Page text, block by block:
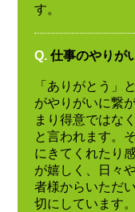
す。
Q. 仕事のやりが
「ありがとう」
がやりがいに繋
まり得意ではな
と言われます。
にきてくれたり
が嬉しく、日々
者様からいただ
切にしています